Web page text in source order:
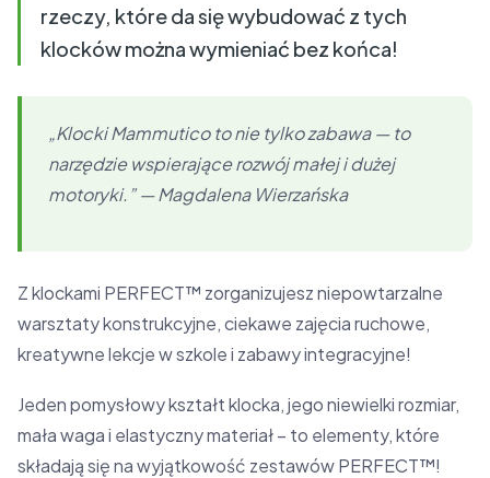
rzeczy, które da się wybudować z tych
klocków można wymieniać bez końca!
„Klocki Mammutico to nie tylko zabawa — to
narzędzie wspierające rozwój małej i dużej
motoryki.” — Magdalena Wierzańska
Z klockami PERFECT™ zorganizujesz niepowtarzalne
warsztaty konstrukcyjne, ciekawe zajęcia ruchowe,
kreatywne lekcje w szkole i zabawy integracyjne!
Jeden pomysłowy kształt klocka, jego niewielki rozmiar,
mała waga i elastyczny materiał – to elementy, które
składają się na wyjątkowość zestawów PERFECT™!